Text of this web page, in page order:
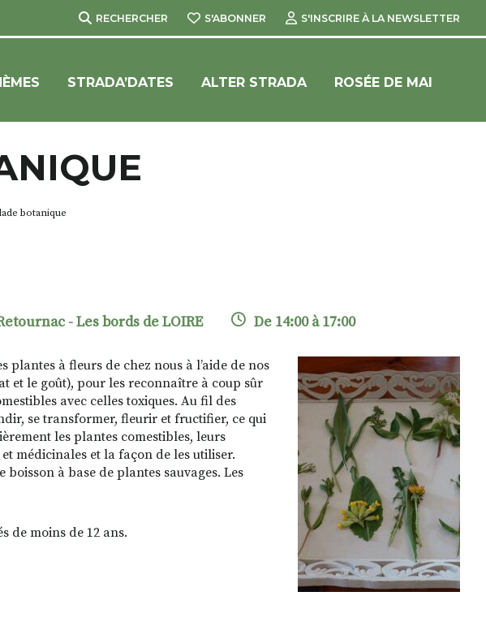
RECHERCHER S'ABONNER S'INSCRIRE À LA NEWSLETTER
STRADA’DATES ALTER STRADA ROSÉE DE MAI
botanique
- Les bords de LOIRE De 14:00 à 17:00
plantes à fleurs de chez nous à l’aide de nos
et le goût), pour les reconnaître à coup sûr
avec celles toxiques. Au fil des
se transformer, fleurir et fructifier, ce qui
les plantes comestibles, leurs
médicinales et la façon de les utiliser.
à base de plantes sauvages. Les
de moins de 12 ans.